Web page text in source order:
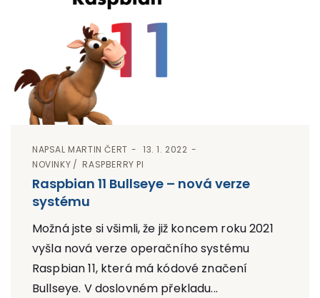
NAPSAL MARTIN ČERT
13. 1. 2022
NOVINKY
RASPBERRY PI
Raspbian 11 Bullseye – nová verze
systému
Možná jste si všimli, že již koncem roku 2021
vyšla nová verze operačního systému
Raspbian 11, která má kódové značení
Bullseye. V doslovném překladu...